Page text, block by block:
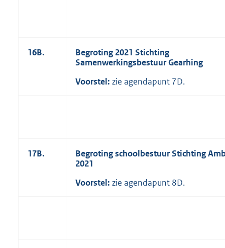
16B.
Begroting 2021 Stichting
Samenwerkingsbestuur Gearhing
Voorstel: zie agendapunt 7D.
17B.
Begroting schoolbestuur Stichting
2021
Voorstel: zie agendapunt 8D.